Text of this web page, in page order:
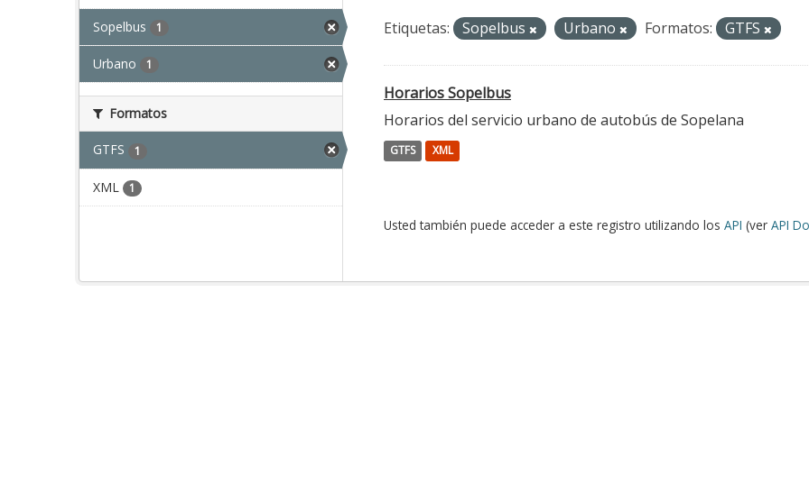
Sopelbus 1
Urbano 1
Formatos
GTFS 1
XML 1
Etiquetas: Sopelbus Urbano Formatos: GTFS
Horarios Sopelbus
Horarios del servicio urbano de autobús de Sopelana
GTFS XML
Usted también puede acceder a este registro utilizando los API (ver API